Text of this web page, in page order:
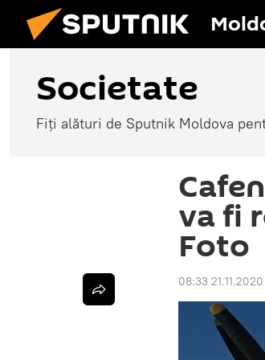
Societate
Fiți alături de Sputnik Moldova
va fi
Foto
08:33 21.11.2020